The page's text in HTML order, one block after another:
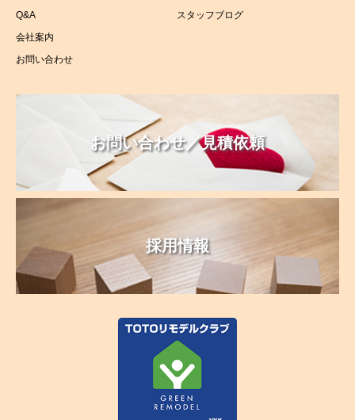
Q&A
会社案内
お問い合わせ
スタッフブログ
お問い合わせ／見積依頼
採用情報